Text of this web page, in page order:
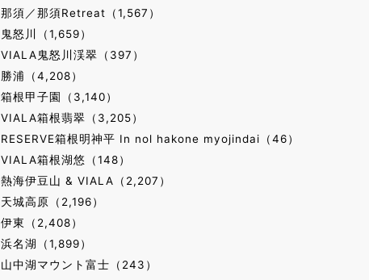
那須／那須Retreat（1,567）
鬼怒川（1,659）
VIALA鬼怒川渓翠（397）
勝浦（4,208）
箱根甲子園（3,140）
VIALA箱根翡翠（3,205）
RESERVE箱根明神平 In nol hakone myojindai（46）
VIALA箱根湖悠（148）
熱海伊豆山 & VIALA（2,207）
天城高原（2,196）
伊東（2,408）
浜名湖（1,899）
山中湖マウント富士（243）